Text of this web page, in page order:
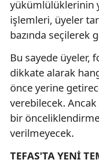
kılınması ve
reklam/pazarlama
sınırlı olarak açık
vasıtasıyla
için Ayarlar butonuna
Metnimiziziyaret
hazırlanmış Aydınlatma
ilgili mevzuata uygun
yükümlülüklerinin
işlemleri, üyeler
bazında seçilerek
Bu sayede üyeler,
dikkate alarak
önce yerine
verebilecek.
bir
verilmeyecek.
TEFAS'TA YENİ